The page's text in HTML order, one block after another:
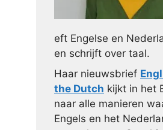
eft Engelse en
en schrijft over taal.
Haar nieuwsbrief
the Dutch kijkt in het
naar alle manieren
Engels en het